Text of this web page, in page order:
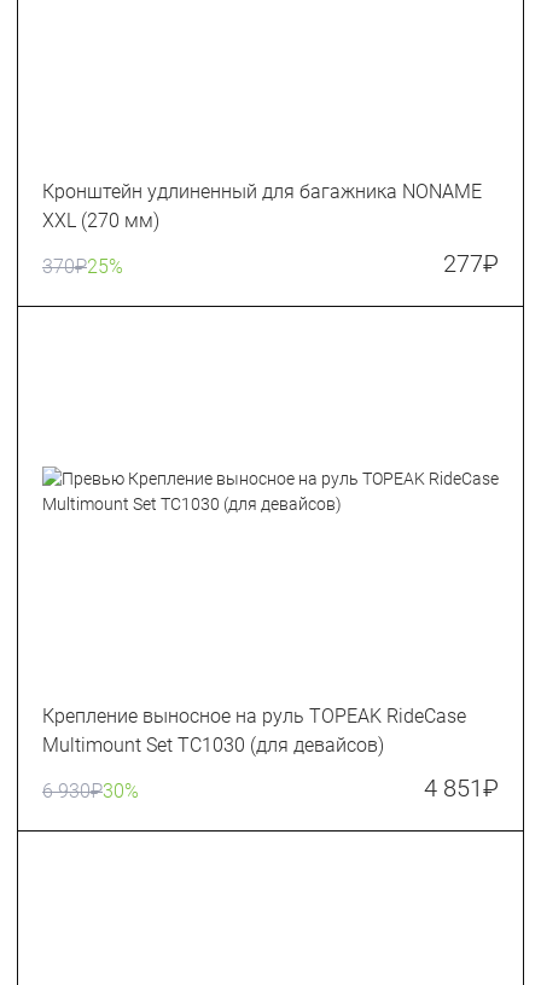
Кронштейн удлиненный для багажника NONAME
XXL (270 мм)
370₽25% 277₽
Крепление выносное на руль TOPEAK RideCase
Multimount Set TC1030 (для девайсов)
6 930₽30% 4 851₽